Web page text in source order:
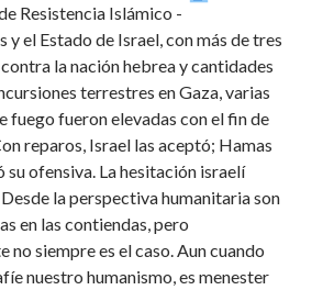
Resistencia Islámico -
y el Estado de Israel, con más de tres
la nación hebrea y cantidades
terrestres en Gaza, varias
fuego fueron elevadas con el fin de
reparos, Israel las aceptó; Hamas
su ofensiva. La hesitación israelí
la perspectiva humanitaria son
en las contiendas, pero
no siempre es el caso. Aun cuando
nuestro humanismo, es menester